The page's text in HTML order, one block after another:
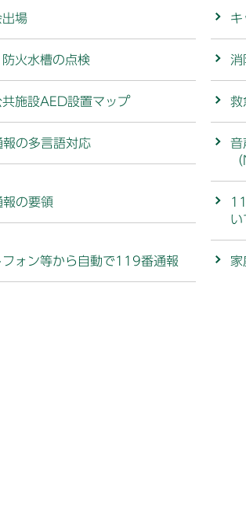
出場
火水槽の点検 消
施設AED設置マップ 救
の多言語対応
音
の要領
い
フォン等から自動で119番通報 家